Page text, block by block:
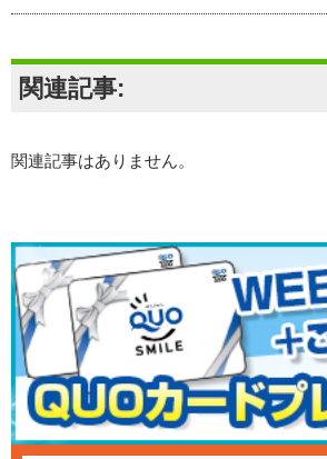
関連記事:
関連記事はありません。